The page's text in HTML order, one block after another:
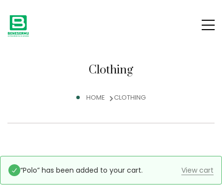
Clothing
HOME CLOTHING
View cart
“Polo” has been added to your cart.